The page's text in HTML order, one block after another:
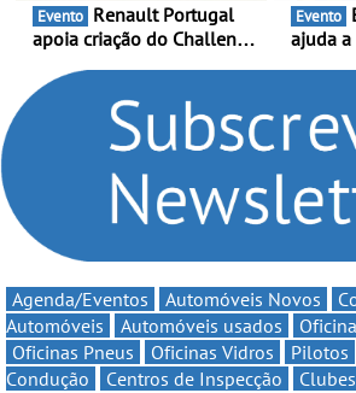
Evento
apoia criação do Challenge
compromisso com o
automobilismo nacional
continua em 2026
Evento
ajuda
Agenda/Eventos Automóveis Novos
Automóveis
Automóveis usados
Oficinas Pneus
Oficinas Vidros Pilotos
Condução
Centros de Inspecção